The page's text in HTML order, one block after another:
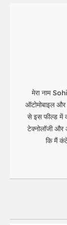
मेरा नाम
ऑटोमोबाइल
से इस फील्ड में
टेक्नोलॉजी और
कि मैं